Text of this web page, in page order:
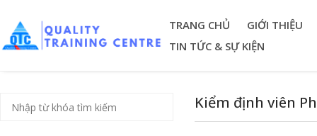
TRANG CHỦ
GIỚI THIỆU
TIN TỨC & SỰ KIỆN
Kiểm định viên